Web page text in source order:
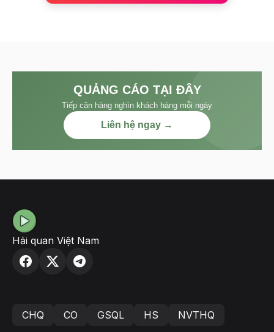
QUẢNG CÁO TẠI ĐÂY
Tiếp cận hàng nghìn khách hàng mỗi ngày
Liên hệ ngay →
Hải quan Việt Nam
CHQ CO GSQL HS NVTHQ